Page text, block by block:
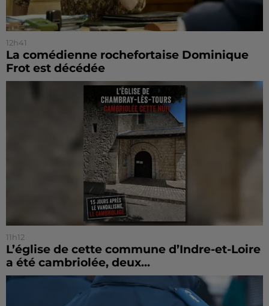
12h41
La comédienne rochefortaise Dominique
Frot est décédée
11h12
L’église de cette commune d’Indre-et-Loire
a été cambriolée, deux...